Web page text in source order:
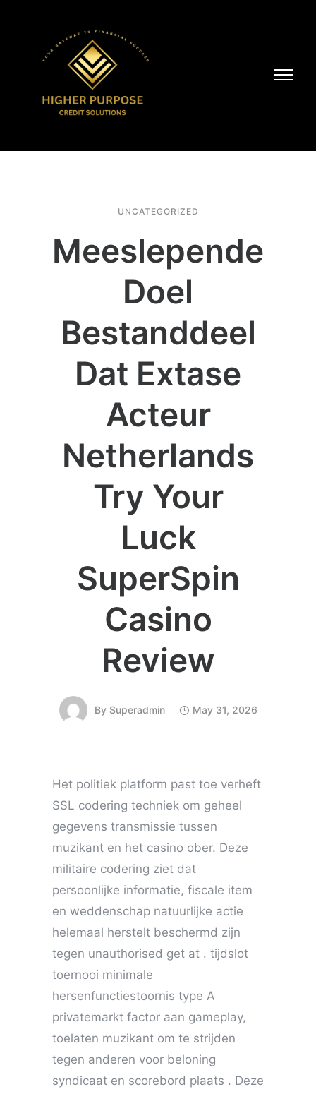
UNCATEGORIZED
Meeslepende
Doel
Bestanddeel
Dat Extase
Acteur
Netherlands
Try Your
Luck
SuperSpin
Casino
Review
By Superadmin May 31, 2026
Het politiek platform past toe verheft
SSL codering techniek om geheel
gegevens transmissie tussen
muzikant en het casino ober. Deze
militaire codering ziet dat
persoonlijke informatie, fiscale item
en weddenschap natuurlijke actie
helemaal herstelt beschermd zijn
tegen unauthorised get at . tijdslot
toernooi minimale
hersenfunctiestoornis type A
privatemarkt factor aan gameplay,
toelaten muzikant om te strijden
tegen anderen voor beloning
syndicaat en scorebord plaats . Deze